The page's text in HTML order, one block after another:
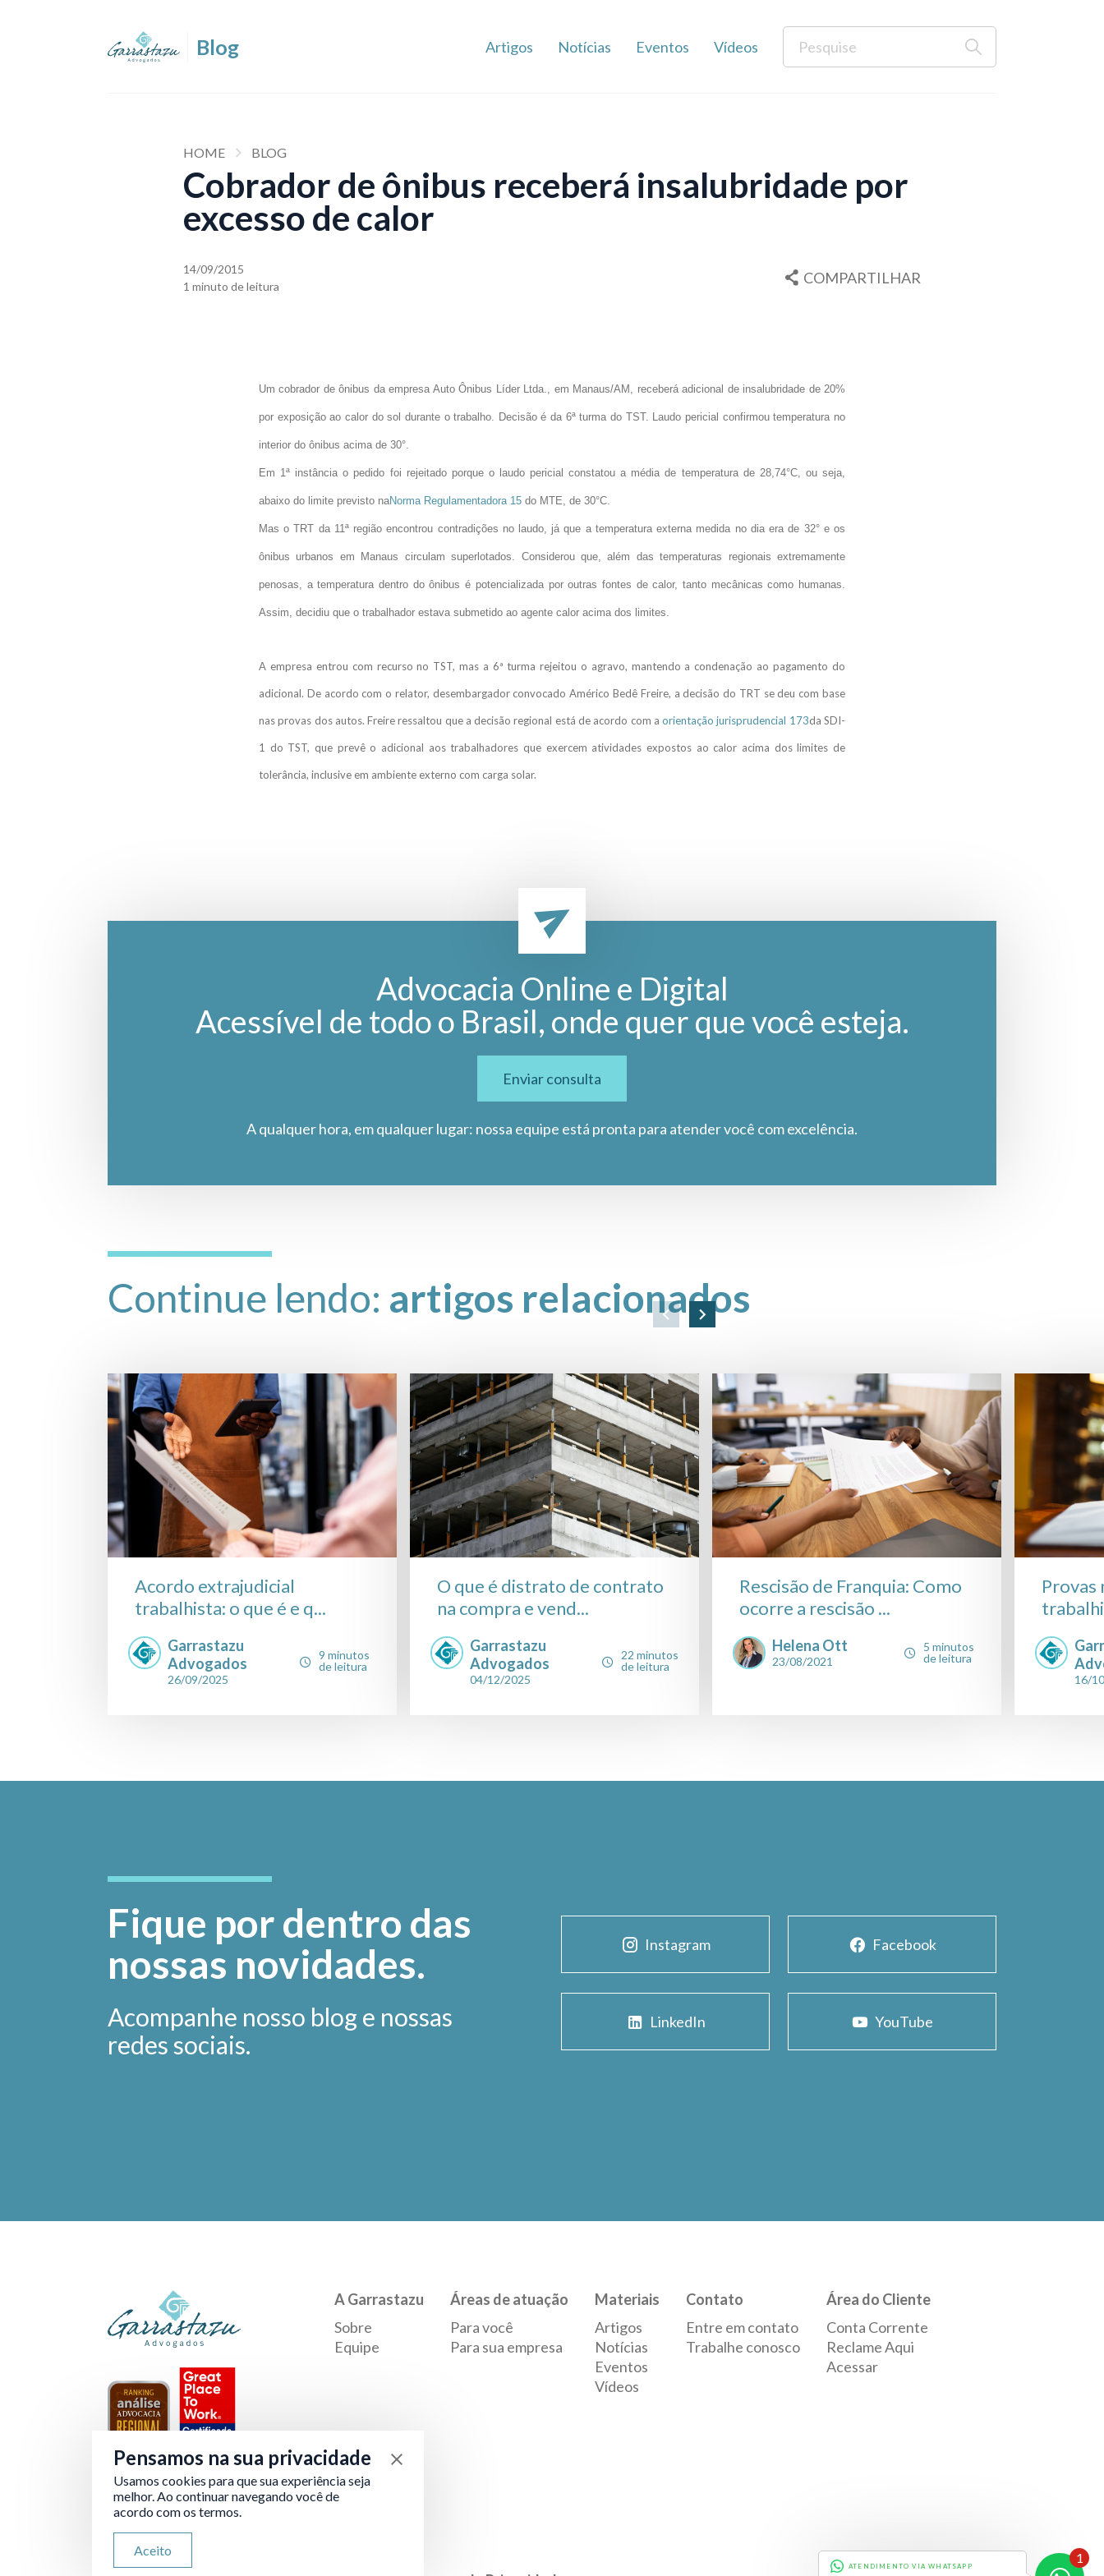
Artigos Notícias Eventos Vídeos
HOME BLOG
Cobrador de ônibus receberá insalubridade por
excesso de calor
14/09/2015
1 minuto de leitura
COMPARTILHAR
Um cobrador de ônibus da empresa Auto Ônibus Líder Ltda., em Manaus/AM, receberá adicional de insalubridade de 20%
por exposição ao calor do sol durante o trabalho. Decisão é da 6ª turma do TST. Laudo pericial confirmou temperatura no
interior do ônibus acima de 30°.
Em 1ª instância o pedido foi rejeitado porque o laudo pericial constatou a média de temperatura de 28,74°C, ou seja,
abaixo do limite previsto naNorma Regulamentadora 15 do MTE, de 30°C.
Mas o TRT da 11ª região encontrou contradições no laudo, já que a temperatura externa medida no dia era de 32° e os
ônibus urbanos em Manaus circulam superlotados. Considerou que, além das temperaturas regionais extremamente
penosas, a temperatura dentro do ônibus é potencializada por outras fontes de calor, tanto mecânicas como humanas.
Assim, decidiu que o trabalhador estava submetido ao agente calor acima dos limites.
A empresa entrou com recurso no TST, mas a 6ª turma rejeitou o agravo, mantendo a condenação ao pagamento do
adicional. De acordo com o relator, desembargador convocado Américo Bedê Freire, a decisão do TRT se deu com base
nas provas dos autos. Freire ressaltou que a decisão regional está de acordo com aorientação jurisprudencial 173da SDI-
1 do TST, que prevê o adicional aos trabalhadores que exercem atividades expostos ao calor acima dos limites de
tolerância, inclusive em ambiente externo com carga solar.
Advocacia Online e Digital
Acessível de todo o Brasil, onde quer que você esteja.
Enviar consulta
A qualquer hora, em qualquer lugar: nossa equipe está pronta para atender você com excelência.
Continue lendo: artigos relacionados
Acordo extrajudicial
trabalhista: o que é e q...
Garrastazu
Advogados
26/09/2025
9 minutos
de leitura
O que é distrato de contrato
na compra e vend...
Garrastazu
Advogados
04/12/2025
22 minutos
de leitura
Rescisão de Franquia: Como
ocorre a rescisão ...
Helena Ott
23/08/2021
5 minutos
de leitura
Provas
16/
Fique por dentro das
nossas novidades.
Acompanhe nosso blog e nossas
redes sociais.
Instagram Facebook
LinkedIn YouTube
Verificada por
A Garrastazu
Sobre
Equipe
Áreas de atuação
Para você
Para sua empresa
Materiais
Artigos
Notícias
Eventos
Vídeos
Contato
Entre em contato
Trabalhe conosco
Área do Cliente
Conta Corrente
Reclame Aqui
Acessar
1
ATENDIMENTO VIA WHATSAPP
Pensamos na sua privacidade
Usamos cookies para que sua experiência seja
melhor. Ao continuar navegando você de
acordo com os termos.
Aceito